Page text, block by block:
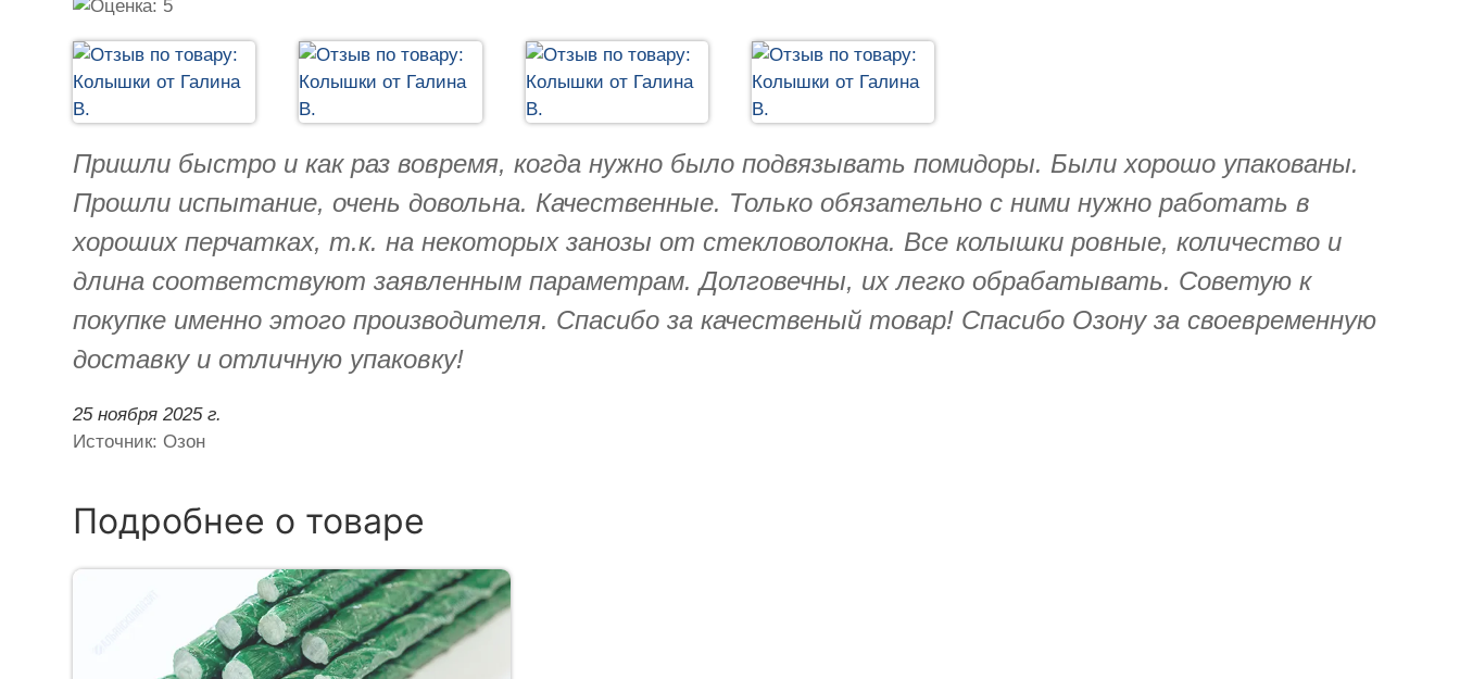
Пришли быстро и как раз вовремя, когда нужно было подвязывать помидоры. Были хорошо упакованы.
Прошли испытание, очень довольна. Качественные. Только обязательно с ними нужно работать в
хороших перчатках, т.к. на некоторых занозы от стекловолокна. Все колышки ровные, количество и
длина соответствуют заявленным параметрам. Долговечны, их легко обрабатывать. Советую к
покупке именно этого производителя. Спасибо за качественый товар! Спасибо Озону за своевременную
доставку и отличную упаковку!
25 ноября 2025 г.
Источник: Озон
Подробнее о товаре